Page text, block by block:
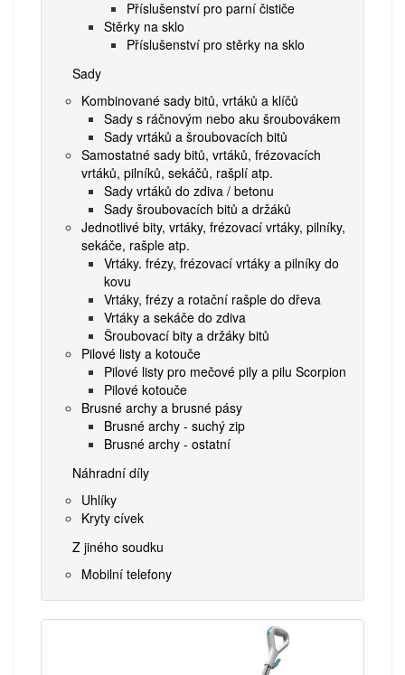
Příslušenství pro parní čističe
Stěrky na sklo
Příslušenství pro stěrky na sklo
Sady
Kombinované sady bitů, vrtáků a klíčů
Sady s ráčnovým nebo aku šroubovákem
Sady vrtáků a šroubovacích bitů
Samostatné sady bitů, vrtáků, frézovacích
vrtáků, pilníků, sekáčů, rašplí atp.
Sady vrtáků do zdiva / betonu
Sady šroubovacích bitů a držáků
Jednotlivé bity, vrtáky, frézovací vrtáky, pilníky,
sekáče, rašple atp.
Vrtáky. frézy, frézovací vrtáky a pilníky do
kovu
Vrtáky, frézy a rotační rašple do dřeva
Vrtáky a sekáče do zdiva
Šroubovací bity a držáky bitů
Pilové listy a kotouče
Pilové listy pro mečové pily a pilu Scorpion
Pilové kotouče
Brusné archy a brusné pásy
Brusné archy - suchý zip
Brusné archy - ostatní
Náhradní díly
Uhlíky
Kryty cívek
Z jiného soudku
Mobilní telefony